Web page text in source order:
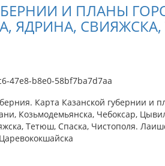
И ПЛАНЫ
ЯДРИНА, СВИЯЖСКА,
47e8-b8e0-58bf7ba7d7aa
Карта Казанской губернии и
Козьмодемьянска, Чебоксар,
Тетюш, Спаска, Чистополя.